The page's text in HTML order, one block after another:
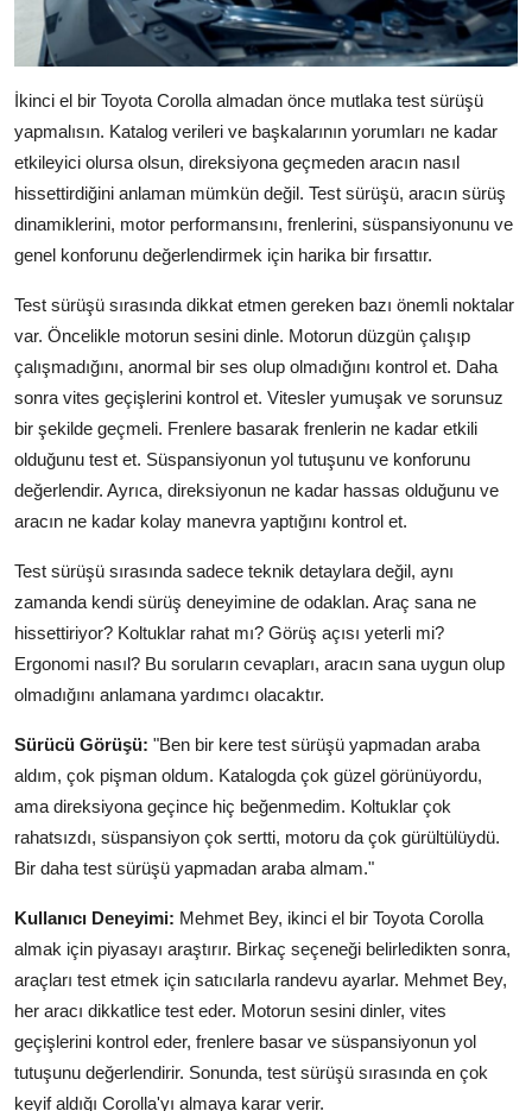
İkinci el bir Toyota Corolla almadan önce mutlaka test sürüşü
yapmalısın. Katalog verileri ve başkalarının yorumları ne kadar
etkileyici olursa olsun, direksiyona geçmeden aracın nasıl
hissettirdiğini anlaman mümkün değil. Test sürüşü, aracın sürüş
dinamiklerini, motor performansını, frenlerini, süspansiyonunu ve
genel konforunu değerlendirmek için harika bir fırsattır.
Test sürüşü sırasında dikkat etmen gereken bazı önemli noktalar
var. Öncelikle motorun sesini dinle. Motorun düzgün çalışıp
çalışmadığını, anormal bir ses olup olmadığını kontrol et. Daha
sonra vites geçişlerini kontrol et. Vitesler yumuşak ve sorunsuz
bir şekilde geçmeli. Frenlere basarak frenlerin ne kadar etkili
olduğunu test et. Süspansiyonun yol tutuşunu ve konforunu
değerlendir. Ayrıca, direksiyonun ne kadar hassas olduğunu ve
aracın ne kadar kolay manevra yaptığını kontrol et.
Test sürüşü sırasında sadece teknik detaylara değil, aynı
zamanda kendi sürüş deneyimine de odaklan. Araç sana ne
hissettiriyor? Koltuklar rahat mı? Görüş açısı yeterli mi?
Ergonomi nasıl? Bu soruların cevapları, aracın sana uygun olup
olmadığını anlamana yardımcı olacaktır.
Sürücü Görüşü: "Ben bir kere test sürüşü yapmadan araba
aldım, çok pişman oldum. Katalogda çok güzel görünüyordu,
ama direksiyona geçince hiç beğenmedim. Koltuklar çok
rahatsızdı, süspansiyon çok sertti, motoru da çok gürültülüydü.
Bir daha test sürüşü yapmadan araba almam."
Kullanıcı Deneyimi: Mehmet Bey, ikinci el bir Toyota Corolla
almak için piyasayı araştırır. Birkaç seçeneği belirledikten sonra,
araçları test etmek için satıcılarla randevu ayarlar. Mehmet Bey,
her aracı dikkatlice test eder. Motorun sesini dinler, vites
geçişlerini kontrol eder, frenlere basar ve süspansiyonun yol
tutuşunu değerlendirir. Sonunda, test sürüşü sırasında en çok
keyif aldığı Corolla'yı almaya karar verir.